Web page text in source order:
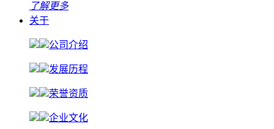
了解更多
关于
公司介绍
发展历程
荣誉资质
企业文化